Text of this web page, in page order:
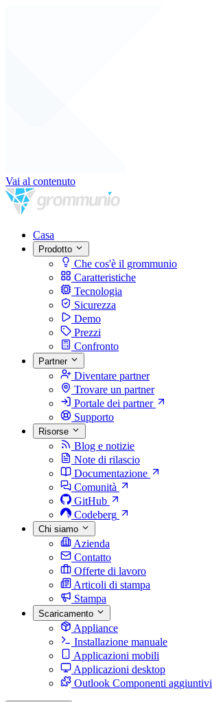
Vai al contenuto
Casa
Prodotto
Che cos'è il grommunio
Caratteristiche
Tecnologia
Sicurezza
Demo
Prezzi
Confronto
Partner
Diventare partner
Trovare un partner
Portale dei partner
Supporto
Risorse
Blog e notizie
Note di rilascio
Documentazione
Comunità
GitHub
Codeberg
Chi siamo
Azienda
Contatto
Offerte di lavoro
Articoli di stampa
Stampa
Scaricamento
Appliance
Installazione manuale
Applicazioni mobili
Applicazioni desktop
Outlook Componenti aggiuntivi